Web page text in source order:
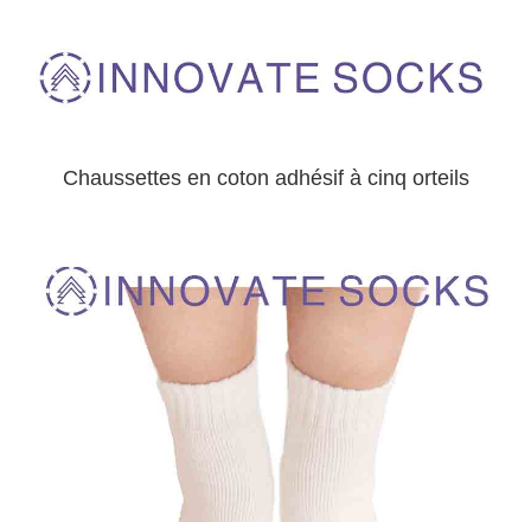
Chaussettes en coton adhésif à cinq orteils